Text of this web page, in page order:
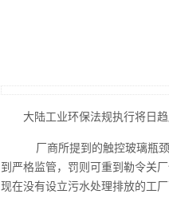
大陆工业环保法规执行将日
厂商所提到的触控玻璃瓶
到严格监管，罚则可重到勒令关
现在没有设立污水处理排放的工